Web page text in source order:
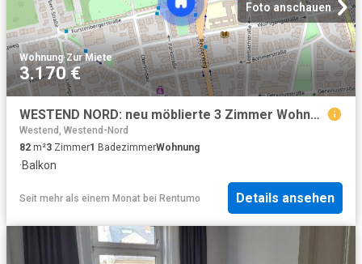
Foto anschauen
Wohnung·Zur Miete
3.170 €
WESTEND NORD: neu möblierte 3 Zimmer Wohnung mit Balkon und Skyline Blick
Westend, Westend-Nord
82 m²3 Zimmer1 BadezimmerWohnung
·Balkon
Seit mehr als einem Monat bei Rentumo Details ansehen